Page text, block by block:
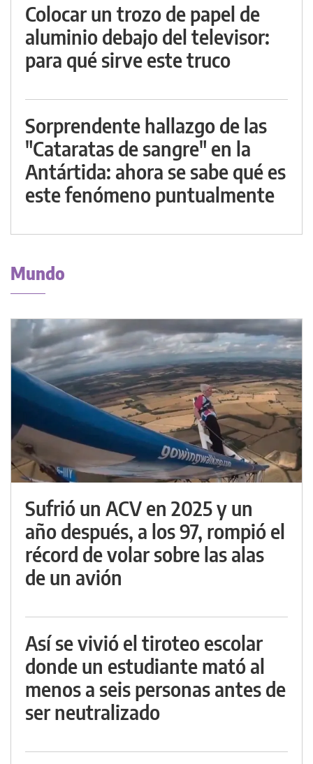
Colocar un trozo de papel de
aluminio debajo del televisor:
para qué sirve este truco
Sorprendente hallazgo de las
"Cataratas de sangre" en la
Antártida: ahora se sabe qué es
este fenómeno puntualmente
Mundo
Sufrió un ACV en 2025 y un
año después, a los 97, rompió el
récord de volar sobre las alas
de un avión
Así se vivió el tiroteo escolar
donde un estudiante mató al
menos a seis personas antes de
ser neutralizado